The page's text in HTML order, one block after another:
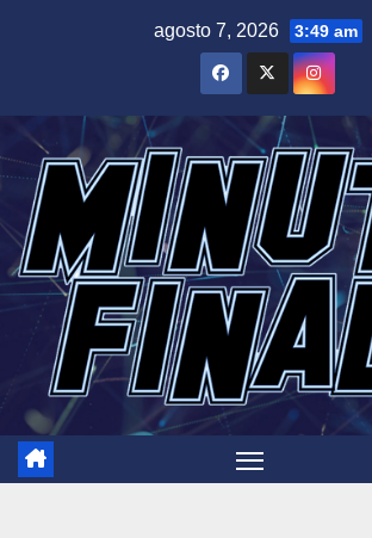
agosto 7, 2026 3:49 am